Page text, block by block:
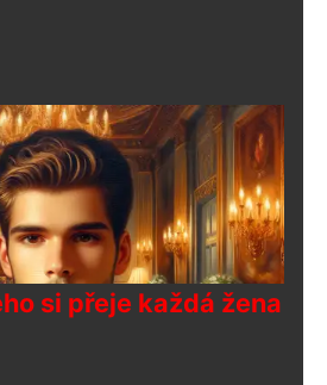
si přeje každá žena